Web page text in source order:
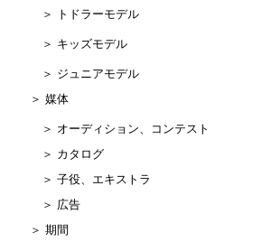
＞ トドラーモデル
＞ キッズモデル
＞ ジュニアモデル
＞ 媒体
＞ オーディション、コンテスト
＞ カタログ
＞ 子役、エキストラ
＞ 広告
＞ 期間